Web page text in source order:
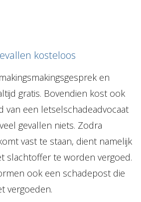
kosteloos
en
gratis. Bovendien kost ook
van een letselschadeadvocaat
gevallen niets. Zodra
vast te staan, dient namelijk
slachtoffer te worden vergoed.
ook een schadepost die
vergoeden.